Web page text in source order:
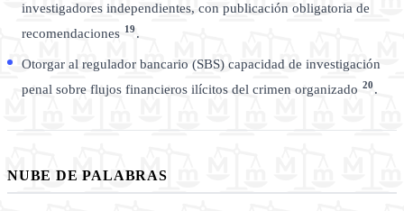
investigadores independientes, con publicación obligatoria de
recomendaciones 19.
Otorgar al regulador bancario (SBS) capacidad de investigación
penal sobre flujos financieros ilícitos del crimen organizado 20 .
NUBE DE PALABRAS